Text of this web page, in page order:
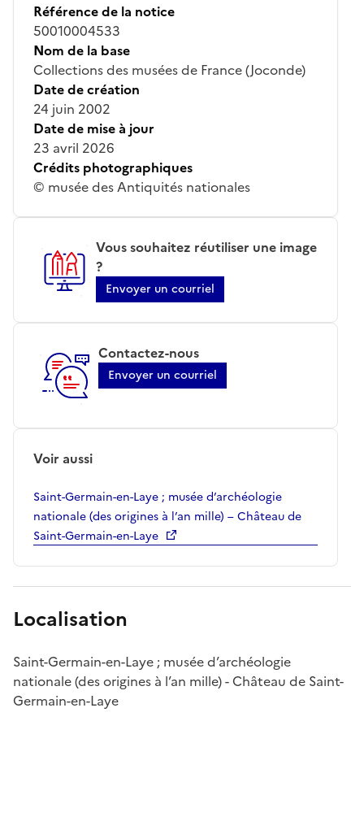
Référence de la notice
50010004533
Nom de la base
Collections des musées de France (Joconde)
Date de création
24 juin 2002
Date de mise à jour
23 avril 2026
Crédits photographiques
© musée des Antiquités nationales
Vous souhaitez réutiliser une image
?
Envoyer un courriel
Contactez-nous
Envoyer un courriel
Voir aussi
Saint-Germain-en-Laye ; musée d’archéologie
nationale (des origines à l’an mille) – Château de
Saint-Germain-en-Laye
Localisation
Saint-Germain-en-Laye ; musée d’archéologie
nationale (des origines à l’an mille) - Château de Saint-
Germain-en-Laye